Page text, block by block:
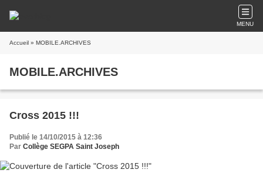
MENU
Accueil » MOBILE.ARCHIVES
MOBILE.ARCHIVES
Cross 2015 !!!
Publié le 14/10/2015 à 12:36
Par Collège SEGPA Saint Joseph